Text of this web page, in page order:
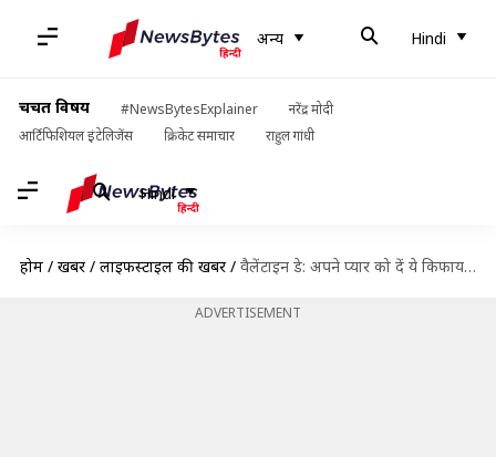
अन्य Hindi
चर्चित विषय #NewsBytesExplainer
नरेंद्र मोदी
आर्टिफिशियल इंटेलिजेंस
क्रिकेट समाचार राहुल गांधी
Hindi
होम / खबरें / लाइफस्टाइल की खबरें / वैलेंटाइन डे: अपने प्यार को दें ये किफायती और यादगार गिफ्ट
ADVERTISEMENT